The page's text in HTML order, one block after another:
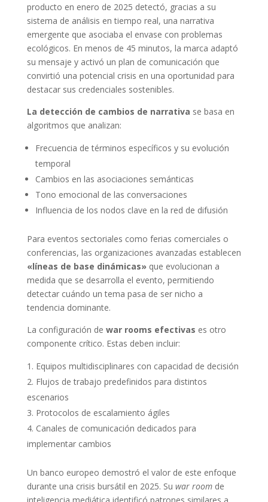
producto en enero de 2025 detectó, gracias a su
sistema de análisis en tiempo real, una narrativa
emergente que asociaba el envase con problemas
ecológicos. En menos de 45 minutos, la marca adaptó
su mensaje y activó un plan de comunicación que
convirtió una potencial crisis en una oportunidad para
destacar sus credenciales sostenibles.
La detección de cambios de narrativa se basa en
algoritmos que analizan:
Frecuencia de términos específicos y su evolución
temporal
Cambios en las asociaciones semánticas
Tono emocional de las conversaciones
Influencia de los nodos clave en la red de difusión
Para eventos sectoriales como ferias comerciales o
conferencias, las organizaciones avanzadas establecen
«líneas de base dinámicas»que evolucionan a
medida que se desarrolla el evento, permitiendo
detectar cuándo un tema pasa de ser nicho a
tendencia dominante.
La configuración de war rooms efectivas es otro
componente crítico. Estas deben incluir:
Equipos multidisciplinares con capacidad de decisión
Flujos de trabajo predefinidos para distintos
escenarios
Protocolos de escalamiento ágiles
Canales de comunicación dedicados para
implementar cambios
Un banco europeo demostró el valor de este enfoque
durante una crisis bursátil en 2025. Su war roomde